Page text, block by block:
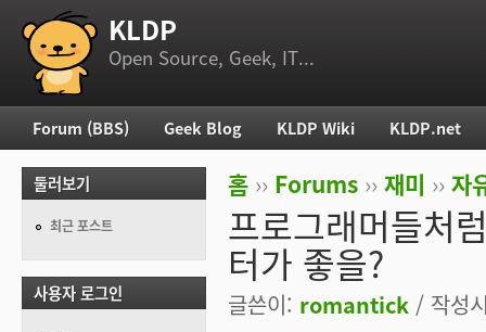
부 메뉴 KLDP
Open Source, Geek, IT...
현재 위치
홈 ›› Forums ›› 재미 ›› 자
프로그래머들처
터가 좋을?
글쓴이: romantick / 작성
주 메뉴
Forum (BBS) Geek Blog KLDP Wiki KLDP.net
둘러보기
최근 포스트
사용자 로그인